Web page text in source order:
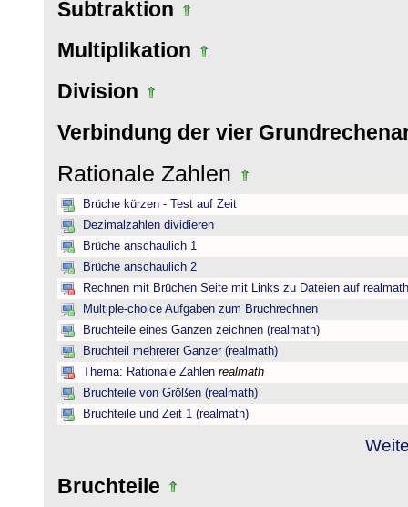
Subtraktion
Multiplikation
Division
Verbindung der vier
Rationale Zahlen
Brüche kürzen - Test auf Zeit
Dezimalzahlen dividieren
Brüche anschaulich 1
Brüche anschaulich 2
Rechnen mit Brüchen Seite mit Links zu Dateien auf
Multiple-choice Aufgaben zum Bruchrechnen
Bruchteile eines Ganzen zeichnen (realmath)
Bruchteil mehrerer Ganzer (realmath)
Thema: Rationale Zahlen realmath
Bruchteile von Größen (realmath)
Bruchteile und Zeit 1 (realmath)
Bruchteile